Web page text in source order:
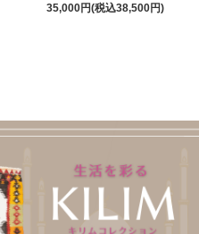
35,000円(税込38,500円)